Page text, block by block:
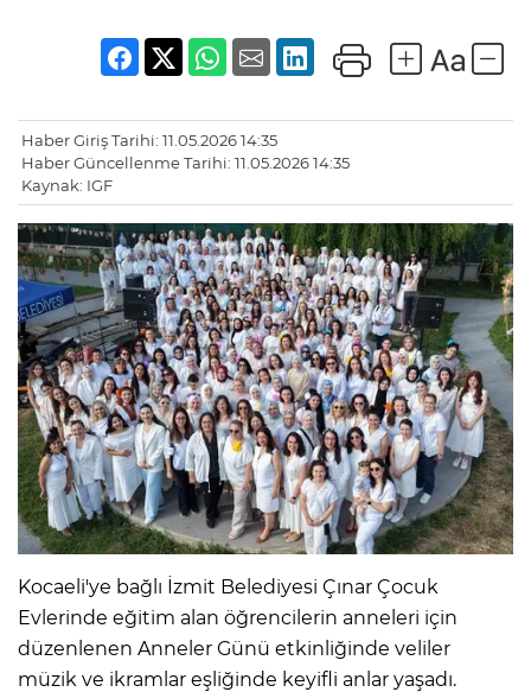
Haber Giriş Tarihi: 11.05.2026 14:35
Haber Güncellenme Tarihi: 11.05.2026 14:35
Kaynak: IGF
Kocaeli'ye bağlı İzmit Belediyesi Çınar Çocuk
Evlerinde eğitim alan öğrencilerin anneleri için
düzenlenen Anneler Günü etkinliğinde veliler
müzik ve ikramlar eşliğinde keyifli anlar yaşadı.